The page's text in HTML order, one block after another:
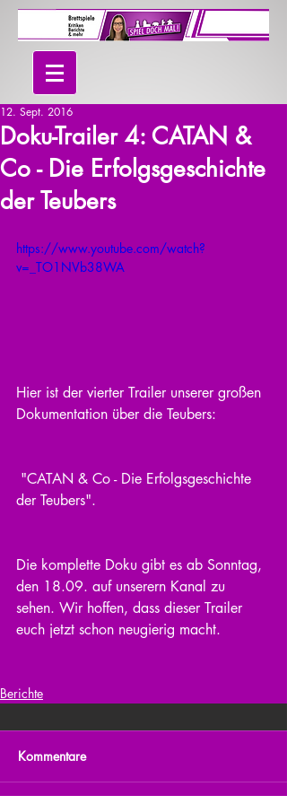
Doku-Trailer 4: CATAN &
Co - Die Erfolgsgeschichte
der Teubers
12. Sept. 2016
https://www.youtube.com/watch?
v=_TO1NVb38WA
Hier ist der vierter Trailer unserer großen
Dokumentation über die Teubers:
der Teubers".
Die komplette Doku gibt es ab Sonntag,
den 18.09. auf unserern Kanal zu
sehen. Wir hoffen, dass dieser Trailer
euch jetzt schon neugierig macht.
Berichte
Kommentare